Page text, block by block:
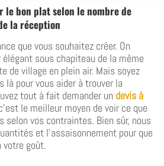
le bon plat selon le nombre de
la réception
que vous souhaitez créer. On
élégant sous chapiteau de la même
de village en plein air. Mais soyez
là pour vous aider à trouver la
tout à fait demander un devis à
le meilleur moyen de voir ce que
selon vos contraintes. Bien sûr, nous
et l’assaisonnement pour que
goût.